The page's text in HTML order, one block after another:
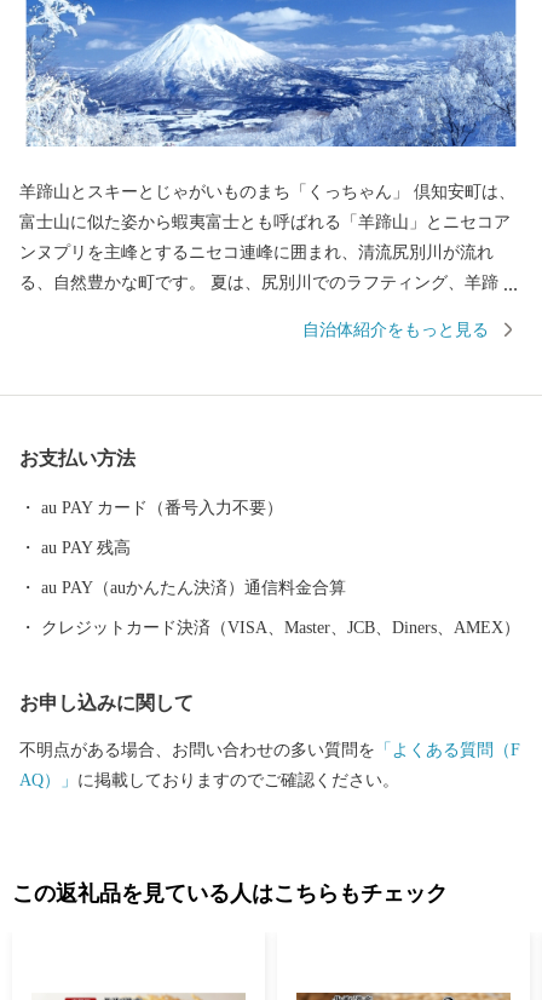
羊蹄山とスキーとじゃがいものまち「くっちゃん」 倶知安町は、
富士山に似た姿から蝦夷富士とも呼ばれる「羊蹄山」とニセコア
ンヌプリを主峰とするニセコ連峰に囲まれ、清流尻別川が流れ
る、自然豊かな町です。 夏は、尻別川でのラフティング、羊蹄山
人気が高く、近年は夏を涼しく過ごす長期滞在者も増えていま
冬になると日本だけではなく世界各国から多くのスキーヤーやス
自治体紹介をもっと見る
お支払い方法
au PAY カード（番号入力不要）
au PAY 残高
au PAY（auかんたん決済）通信料金合算
クレジットカード決済（VISA、Master、JCB、Diners、AMEX）
お申し込みに関して
不明点がある場合、お問い合わせの多い質問を 「よくある質問（F
AQ）」 に掲載しておりますのでご確認ください。
この返礼品を見ている人はこちらもチェック